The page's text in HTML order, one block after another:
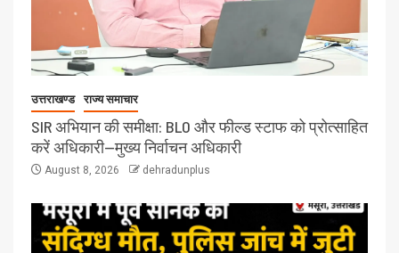
उत्तराखण्ड राज्य समाचार
SIR अभियान की समीक्षा: BLO और फील्ड स्टाफ को प्रोत्साहित
करें अधिकारी—मुख्य निर्वाचन अधिकारी
August 8, 2026 dehradunplus